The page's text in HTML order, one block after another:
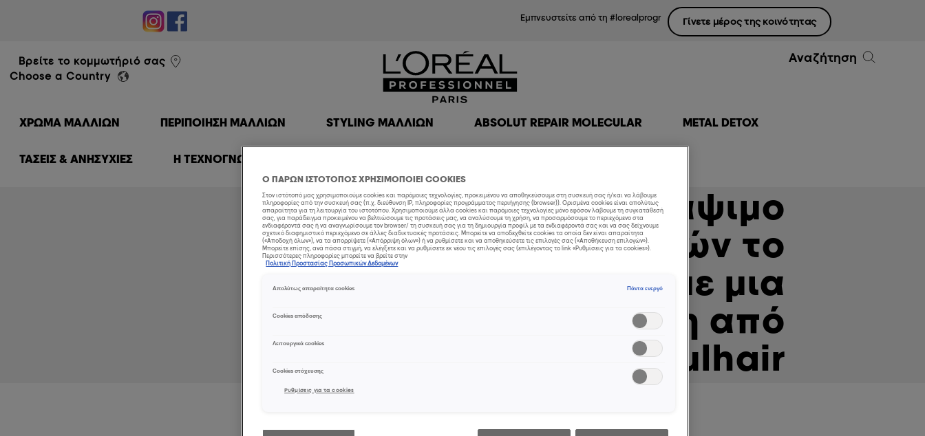
Εμπνευστείτε από τη #lorealprogr Γίνετε μέρος της κοινότητας
Βρείτε το κομμωτήριό σας
Choose a Country
Professionnel Αναζήτηση
ΧΡΏΜΑ ΜΑΛΛΙΏΝ ΠΕΡΙΠΟΊΗΣΗ ΜΑΛΛΙΏΝ STYLING ΜΑΛΛΙΏΝ ABSOLUT REPAIR MOLECULAR METAL DETOX
ΤΑΣΕΙΣ & ΑΝΗΣΥΧΙΕΣ Η ΤΕΧΝΟΓΝΩΣΙΑ ΜΑΣ
Ανδρικό βάψιμο
μαλλιών το
χειμώνα με μια
δόση από
#colorfulhair
Ο ΠΑΡΩΝ ΙΣΤΟΤΟΠΟΣ ΧΡΗΣΙΜΟΠΟΙΕΙ COOKIES
Στον ιστότοπό μας χρησιμοποιούμε cookies και παρόμοιες τεχνολογίες, προκειμένου να αποθηκεύσουμε στη συσκευή σας ή/και να λάβουμε
πληροφορίες από την συσκευή σας (π.χ. διεύθυνση IP, πληροφορίες προγράμματος περιήγησης (browser)). Ορισμένα cookies είναι απολύτως
απαραίτητα για τη λειτουργία του ιστοτόπου. Χρησιμοποιούμε άλλα cookies και παρόμοιες τεχνολογίες μόνο εφόσον λάβουμε τη συγκατάθεσή
σας, για παράδειγμα προκειμένου να βελτιώσουμε τις προτάσεις μας, να αναλύσουμε τη χρήση, να προσαρμόσουμε το περιεχόμενο στα
ενδιαφέροντά σας ή να αναγνωρίσουμε τον browser/ τη συσκευή σας για τη δημιουργία προφίλ με τα ενδιαφέροντά σας και να σας δείχνουμε
σχετικό διαφημιστικό περιεχόμενο σε άλλες διαδικτυακές προτάσεις. Μπορείτε να αποδεχθείτε cookies τα οποία δεν είναι απαραίτητα
(«Αποδοχή όλων»), να τα απορρίψετε («Απόρριψη όλων») ή να ρυθμίσετε και να αποθηκεύσετε τις επιλογές σας («Αποθήκευση επιλογών»).
Μπορείτε επίσης, ανά πάσα στιγμή, να ελέγξετε και να ρυθμίσετε εκ νέου τις επιλογές σας (επιλέγοντας το link «Ρυθμίσεις για τα cookies»).
Περισσότερες πληροφορίες μπορείτε να βρείτε στην
Πολιτική Προστασίας Προσωπικών Δεδομένων
Απολύτως απαραίτητα cookies Πάντα ενεργό
Cookies απόδοσης
Λειτουργικά cookies
Cookies στόχευσης
Ρυθμίσεις για τα cookies